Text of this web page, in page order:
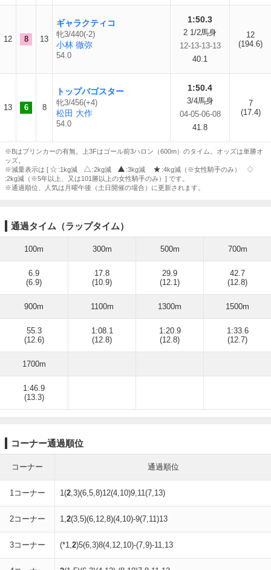
12 8 13
ギャラクティコ
牝3/440(-2)
小林 徹弥
54.0
1:50.3
2 1/2馬身
12-13-13-13
40.1
12
(194.6)
13 6 8
トップバゴスター
牝3/456(+4)
松田 大作
54.0
1:50.4
3/4馬身
04-05-06-08
41.8
7
(17.4)
※Bはブリンカーの有無。上3Fはゴール前3ハロン（600m）のタイム。オッズは単勝オ
ッズ。
※減量表示は [
:1kg減 :2kg減 :3kg減
:4kg減（※女性騎手のみ）
:2kg減（※5年以上、又は101勝以上の女性騎手のみ）] です。
※通過順位、人気は月曜午後（土日開催の場合）に更新されます。
通過タイム（ラップタイム）
100m 300m 500m 700m
6.9
(6.9)
17.8
(10.9)
29.9
(12.1)
42.7
(12.8)
900m 1100m 1300m 1500m
55.3
(12.6)
1:08.1
(12.8)
1:20.9
(12.8)
1:33.6
(12.7)
1700m
1:46.9
(13.3)
コーナー通過順位
コーナー 通過順位
1コーナー 1(2,3)(6,5,8)12(4,10)9,11(7,13)
2コーナー 1,2(3,5)(6,12,8)(4,10)-9(7,11)13
3コーナー (*1,2)5(6,3)8(4,12,10)-(7,9)-11,13